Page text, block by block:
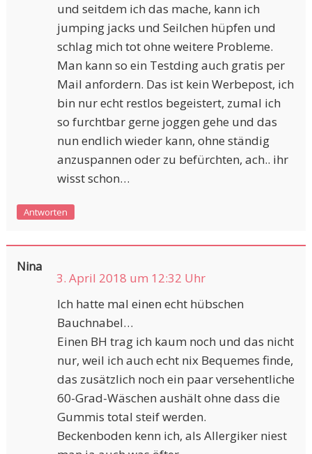
und seitdem ich das mache, kann ich
jumping jacks und Seilchen hüpfen und
schlag mich tot ohne weitere Probleme.
Man kann so ein Testding auch gratis per
Mail anfordern. Das ist kein Werbepost, ich
bin nur echt restlos begeistert, zumal ich
so furchtbar gerne joggen gehe und das
nun endlich wieder kann, ohne ständig
anzuspannen oder zu befürchten, ach.. ihr
wisst schon…
Antworten
Nina
3. April 2018 um 12:32 Uhr
Ich hatte mal einen echt hübschen
Bauchnabel…
Einen BH trag ich kaum noch und das nicht
nur, weil ich auch echt nix Bequemes finde,
das zusätzlich noch ein paar versehentliche
60-Grad-Wäschen aushält ohne dass die
Gummis total steif werden.
Beckenboden kenn ich, als Allergiker niest